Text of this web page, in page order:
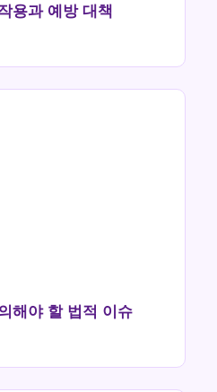
용과 예방 대책
해야 할 법적 이슈